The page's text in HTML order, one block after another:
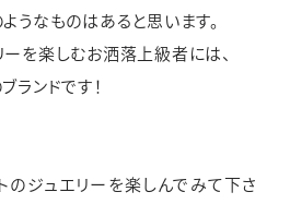
うなものはあると思います。
を楽しむお洒落上級者には、
ランドです！
のジュエリーを楽しんでみて下さ